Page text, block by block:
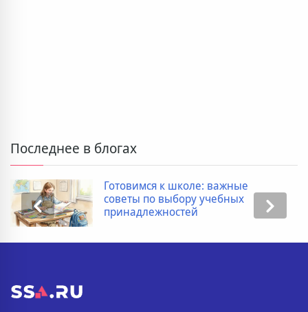
Последнее в блогах
Готовимся к школе: важные
советы по выбору учебных
принадлежностей